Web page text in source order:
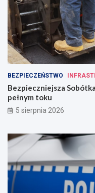
BEZPIECZEŃSTWO
Bezpieczniejsza
pełnym toku
5 sierpnia 2026